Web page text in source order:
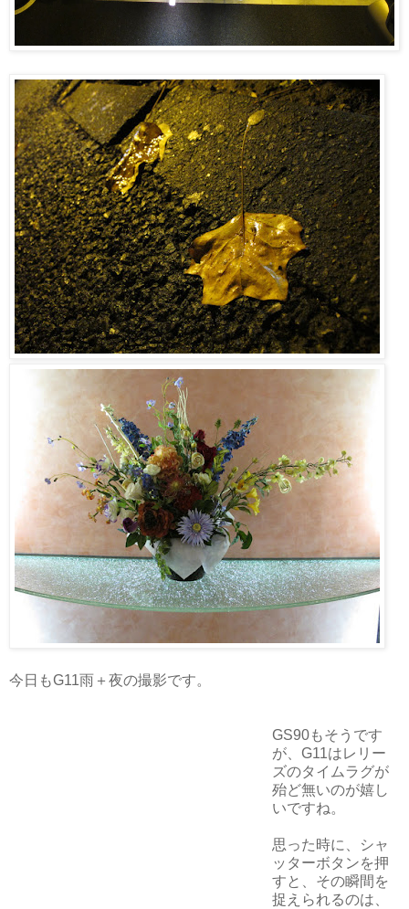
今日もG11雨＋夜の撮影です。
GS90もそうです
が、G11はレリー
ズのタイムラグが
殆ど無いのが嬉し
いですね。
思った時に、シャ
ッターボタンを押
すと、その瞬間を
捉えられるのは、